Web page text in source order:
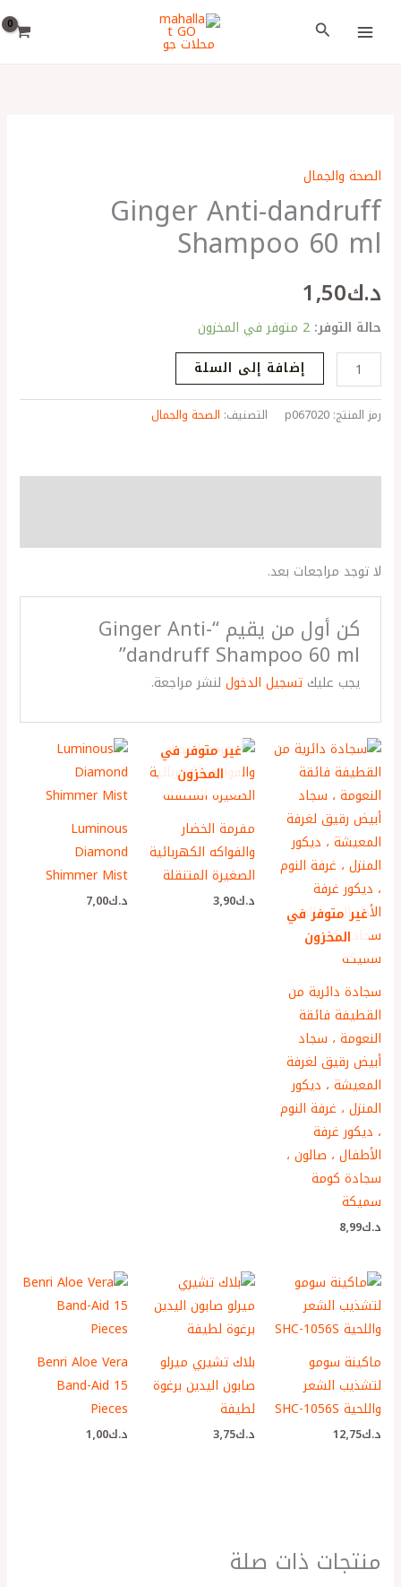
البحث
الصحة والجمال
Ginger Anti-dandruff
Shampoo 60 ml
د.ك1٫50
حالة التوفر: 2 متوفر في المخزون
Anti-
dandruff
Shampoo
60
إضافة إلى السلة
رمز المنتج: p067020 التصنيف: الصحة والجمال
لا توجد مراجعات بعد.
كن أول من يقيم “Ginger Anti-
dandruff Shampoo 60 ml”
يجب عليك تسجيل الدخوللنشر مراجعة.
غير متوفر في
المخزون
سجادة دائرية من
القطيفة فائقة
النعومة ، سجاد
أبيض رقيق لغرفة
المعيشة ، ديكور
المنزل ، غرفة النوم
، ديكور غرفة
الأطفال ، صالون ،
سجادة كومة
سميكة
د.ك8٫99
غير متوفر في
المخزون
مفرمة الخضار
والفواكه الكهربائية
الصغيرة المتنقلة
د.ك3٫90
Luminous
Diamond
Shimmer Mist
د.ك7٫00
ماكينة سومو
لتشذيب الشعر
واللحية SHC-1056S
د.ك12٫75
بلاك تشيري ميرلو
صابون اليدين برغوة
لطيفة
د.ك3٫75
Benri Aloe Vera
Band-Aid 15
Pieces
د.ك1٫00
منتجات ذات صلة